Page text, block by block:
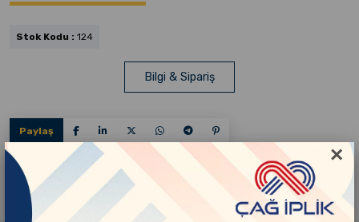
×
Stok Kodu : 124
Bilgi & Sipariş
Paylaş